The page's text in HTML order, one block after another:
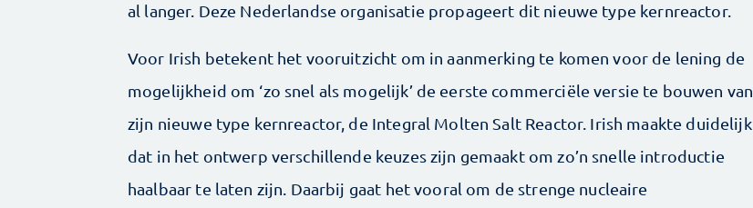
al langer. Deze Nederlandse organisatie propageert dit nieuwe type kernreactor.
Voor Irish betekent het vooruitzicht om in aanmerking te komen voor de lening de
mogelijkheid om ‘zo snel als mogelijk’ de eerste commerciële versie te bouwen van
zijn nieuwe type kernreactor, de Integral Molten Salt Reactor. Irish maakte duidelijk
dat in het ontwerp verschillende keuzes zijn gemaakt om zo’n snelle introductie
haalbaar te laten zijn. Daarbij gaat het vooral om de strenge nucleaire